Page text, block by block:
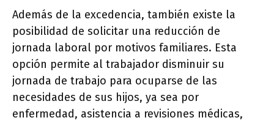
Además de la excedencia, también existe la
posibilidad de solicitar una reducción de
jornada laboral por motivos familiares. Esta
opción permite al trabajador disminuir su
jornada de trabajo para ocuparse de las
necesidades de sus hijos, ya sea por
enfermedad, asistencia a revisiones médicas,